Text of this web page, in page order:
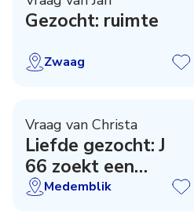
Gezocht: ruimte
Zwaag
Vraag van Christa
Liefde gezocht: J
66 zoekt een
openminded man
Medemblik